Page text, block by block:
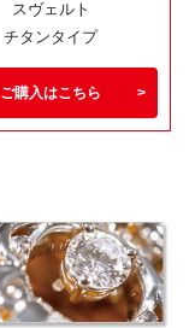
スヴェルト
チタンタイプ
ご購入はこちら